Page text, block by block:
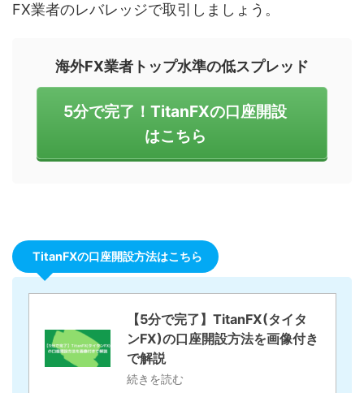
FX業者のレバレッジで取引しましょう。
海外FX業者トップ水準の低スプレッド
5分で完了！TitanFXの口座開設
はこちら
TitanFXの口座開設方法はこちら
【5分で完了】TitanFX(タイタ
ンFX)の口座開設方法を画像付き
で解説
続きを読む